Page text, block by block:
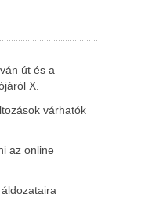
út és a
X.
várhatók
az online